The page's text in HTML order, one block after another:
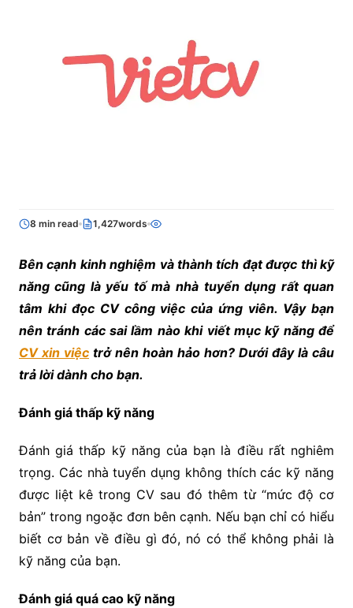
8 min read 1,427words
Bên cạnh kinh nghiệm và thành tích đạt được thì kỹ
năng cũng là yếu tố mà nhà tuyển dụng rất quan
tâm khi đọc CV công việc của ứng viên. Vậy bạn
nên tránh các sai lầm nào khi viết mục kỹ năng để
CV xin việctrở nên hoàn hảo hơn? Dưới đây là câu
trả lời dành cho bạn.
Đánh giá thấp kỹ năng
Đánh giá thấp kỹ năng của bạn là điều rất nghiêm
trọng. Các nhà tuyển dụng không thích các kỹ năng
được liệt kê trong CV sau đó thêm từ “mức độ cơ
bản” trong ngoặc đơn bên cạnh. Nếu bạn chỉ có hiểu
biết cơ bản về điều gì đó, nó có thể không phải là
kỹ năng của bạn.
Đánh giá quá cao kỹ năng